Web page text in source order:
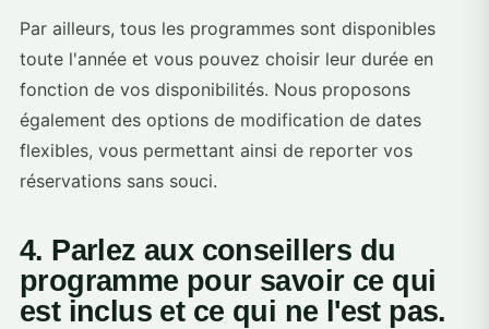
Par ailleurs, tous les programmes sont disponibles
toute l'année et vous pouvez choisir leur durée en
fonction de vos disponibilités. Nous proposons
également des options de modification de dates
flexibles, vous permettant ainsi de reporter vos
réservations sans souci.
4. Parlez aux conseillers du
programme pour savoir ce qui
est inclus et ce qui ne l'est pas.